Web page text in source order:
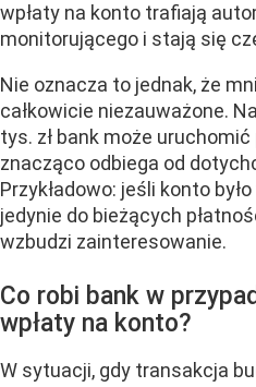
wpłaty na konto trafiają
monitorującego i stają się
Nie oznacza to jednak, że
całkowicie niezauważone.
tys. zł bank może
znacząco odbiega od
Przykładowo: jeśli konto
jedynie do bieżących
wzbudzi zainteresowanie.
Co robi bank w
wpłaty na konto?
W sytuacji, gdy transakcja